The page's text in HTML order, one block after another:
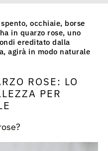
occhiaie, borse
in quarzo rose, uno
ereditato dalla
agirà in modo naturale
ROSE: LO
PER